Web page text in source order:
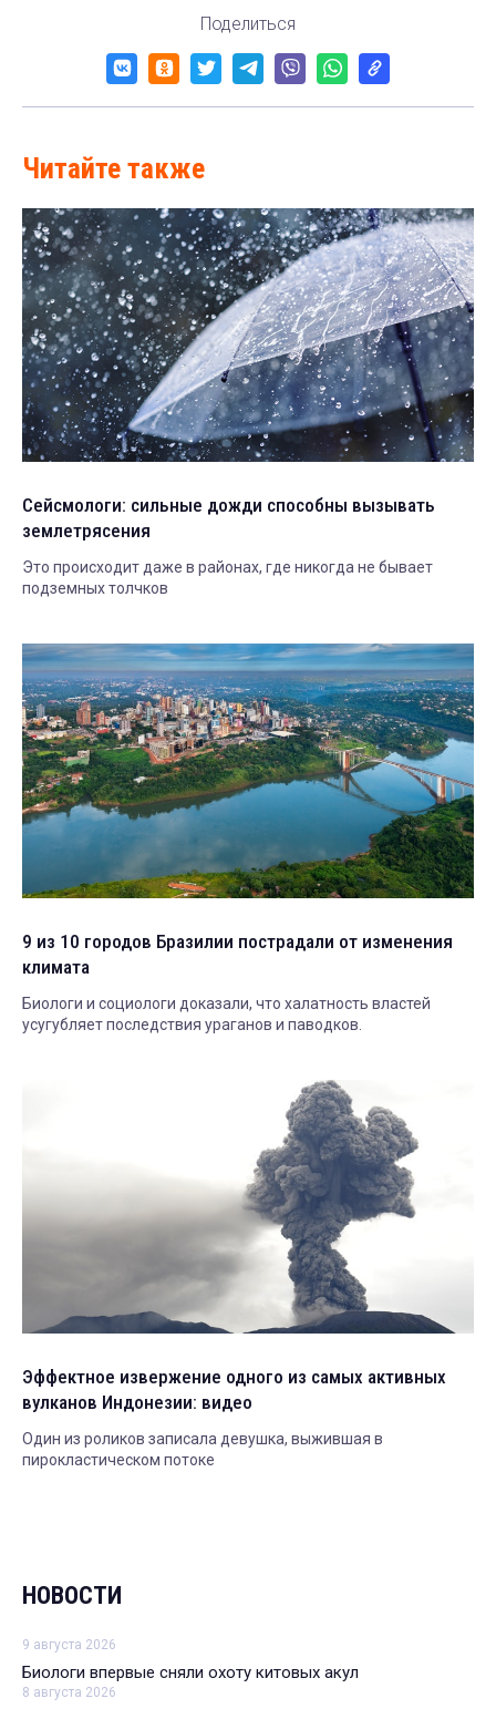
Поделиться
Читайте также
Сейсмологи: сильные дожди способны вызывать
землетрясения
Это происходит даже в районах, где никогда не бывает
подземных толчков
9 из 10 городов Бразилии пострадали от изменения
климата
Биологи и социологи доказали, что халатность властей
усугубляет последствия ураганов и паводков.
Эффектное извержение одного из самых активных
вулканов Индонезии: видео
Один из роликов записала девушка, выжившая в
пирокластическом потоке
НОВОСТИ
9 августа 2026
Биологи впервые сняли охоту китовых акул
8 августа 2026